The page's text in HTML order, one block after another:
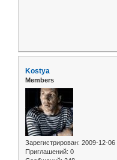
Kostya
Members
Зарегистрирован: 2009-12-06
Приглашений: 0